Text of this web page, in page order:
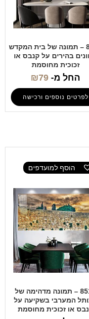
8012 – תמונה של בית המקדש
בהירים על קנבס או
זכוכית מחוסמת
החל מ- ₪79
לפרטים נוספים ורכישה
הוסף למועדפים
8517 – תמונה מדהימה של
המערבי בשקיעה על
או זכוכית מחוסמת